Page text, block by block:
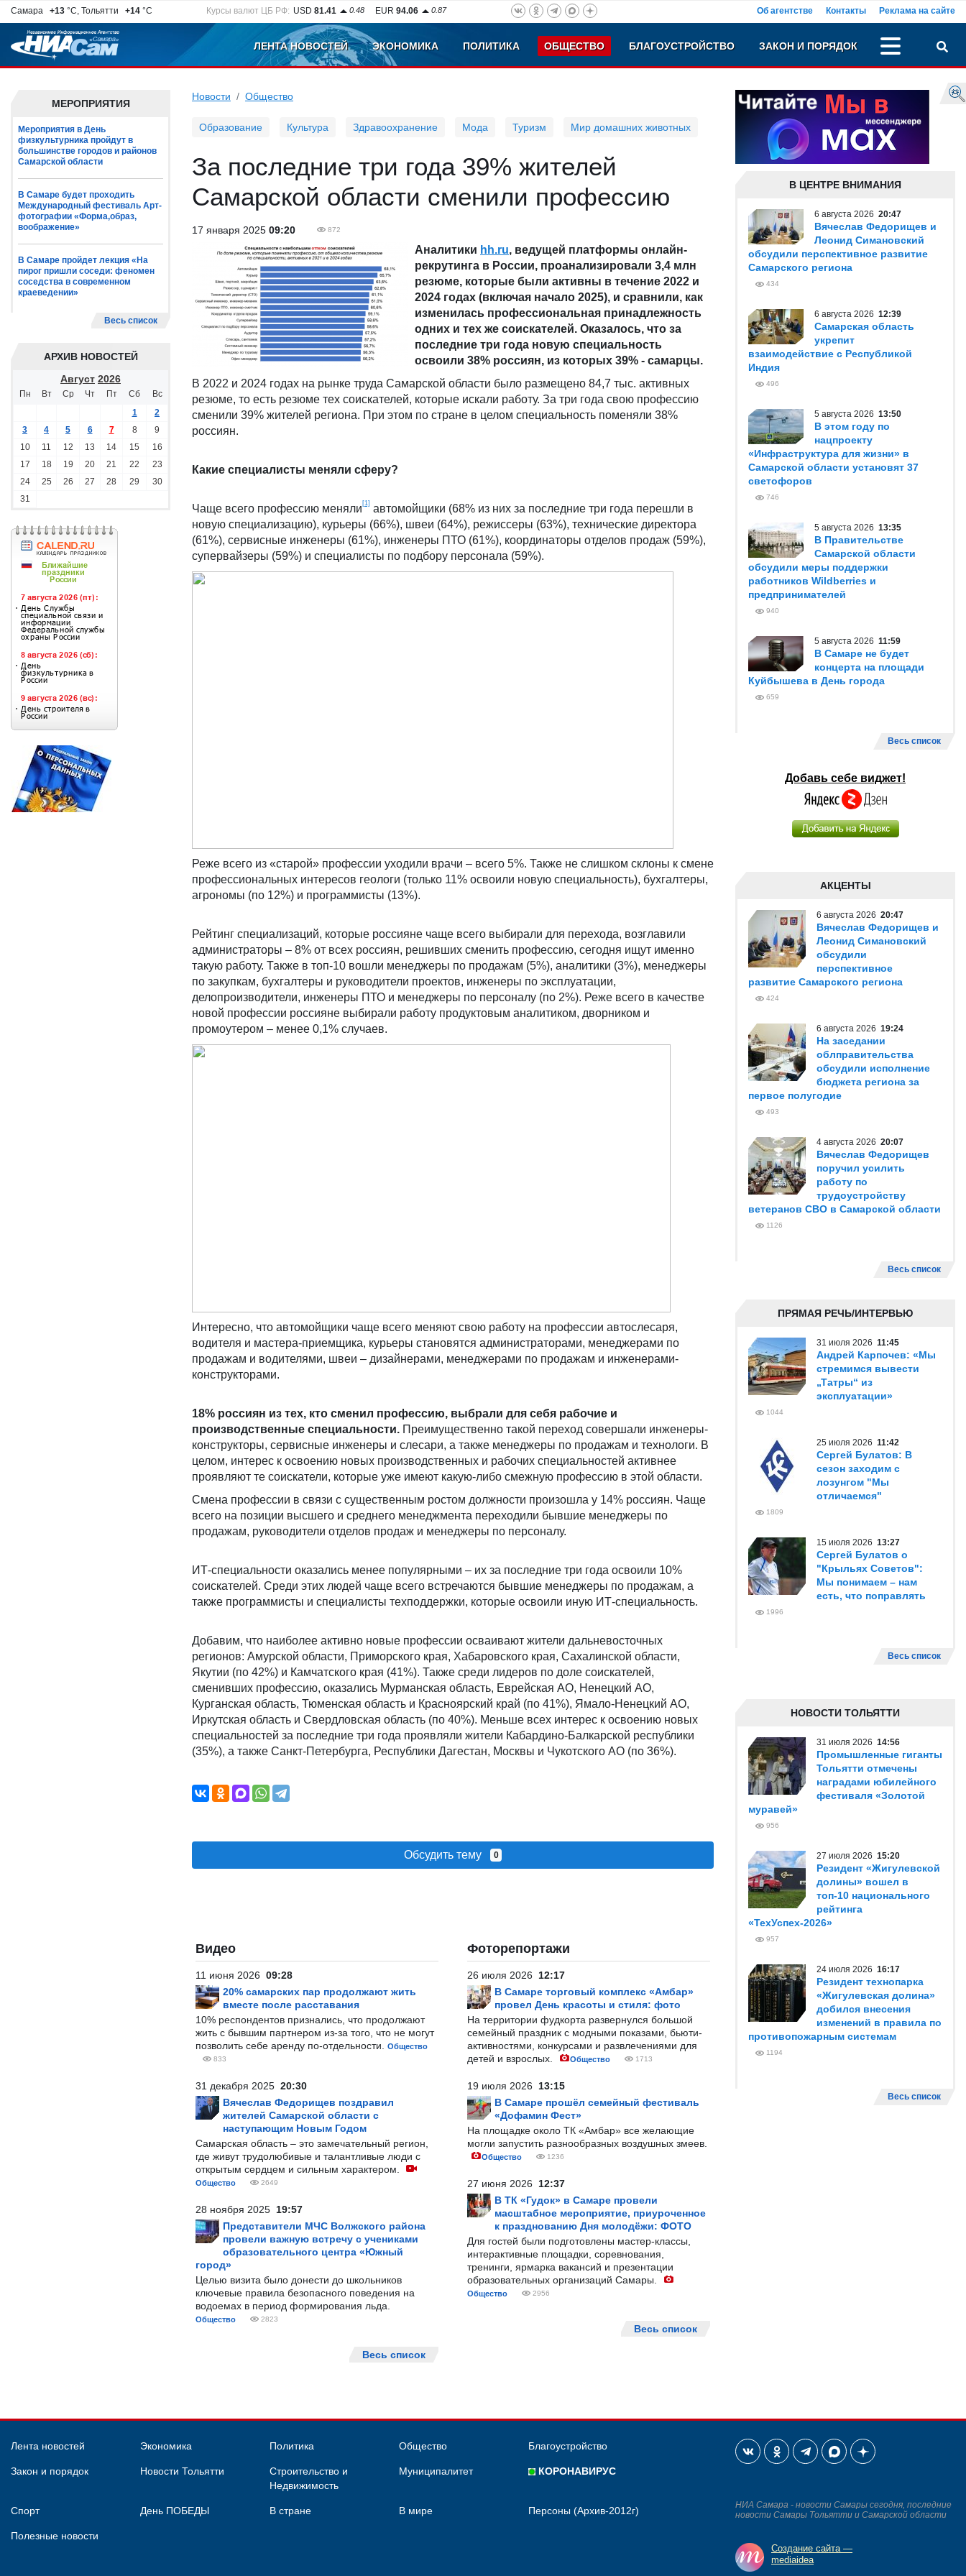
Самара +13 °C, Тольятти +14 °C Курсы валют ЦБ РФ: USD 81.41 0.48 EUR 94.06 0.87 Об агентстве Контакты Реклама на сайте
ЛЕНТА НОВОСТЕЙ ЭКОНОМИКА ПОЛИТИКА ОБЩЕСТВО БЛАГОУСТРОЙСТВО ЗАКОН И ПОРЯДОК
МЕРОПРИЯТИЯ
Мероприятия в День
физкультурника пройдут в
большинстве городов и районов
Самарской области
В Самаре будет проходить
Международный фестиваль Арт-
фотографии «Форма,образ,
воображение»
В Самаре пройдет лекция «На
пирог пришли соседи: феномен
соседства в современном
краеведении»
Весь список
АРХИВ НОВОСТЕЙ
Август 2026
Пн Вт Ср Чт Пт Сб
Вс
1
2
3
4 5 6 7 8
9
10
11 12 13 14 15
16
17
18 19 20 21 22
23
24
25 26 27 28 29
30
31
Новости Общество
Образование Культура Здравоохранение Мода Туризм Мир домашних животных
За последние три года 39% жителей
Самарской области сменили профессию
17 января 2025 09:20 872
Аналитики hh.ru, ведущей платформы онлайн-
рекрутинга в России, проанализировали 3,4 млн
резюме, которые были активны в течение 2022 и
2024 годах (включая начало 2025), и сравнили, как
изменилась профессиональная принадлежность
одних и тех же соискателей. Оказалось, что за
последние три года новую специальность
освоили 38% россиян, из которых 39% - самарцы.
В 2022 и 2024 годах на рынке труда Самарской области было размещено 84,7 тыс. активных
резюме, то есть резюме тех соискателей, которые искали работу. За три года свою профессию
сменили 39% жителей региона. При этом по стране в целом специальность поменяли 38%
россиян.
Какие специалисты меняли сферу?
Чаще всего профессию меняли [1] автомойщики (68% из них за последние три года перешли в
новую специализацию), курьеры (66%), швеи (64%), режиссеры (63%), технические директора
(61%), сервисные инженеры (61%), инженеры ПТО (61%), координаторы отделов продаж (59%),
супервайзеры (59%) и специалисты по подбору персонала (59%).
Реже всего из «старой» профессии уходили врачи – всего 5%. Также не слишком склоны к смене
профессиональных интересов геологи (только 11% освоили новую специальность), бухгалтеры,
агрономы (по 12%) и программисты (13%).
Рейтинг специализаций, которые россияне чаще всего выбирали для перехода, возглавили
администраторы – 8% от всех россиян, решивших сменить профессию, сегодня ищут именно
такую работу. Также в топ-10 вошли менеджеры по продажам (5%), аналитики (3%), менеджеры
по закупкам, бухгалтеры и руководители проектов, инженеры по эксплуатации,
делопроизводители, инженеры ПТО и менеджеры по персоналу (по 2%). Реже всего в качестве
новой профессии россияне выбирали работу продуктовым аналитиком, дворником и
промоутером – менее 0,1% случаев.
Интересно, что автомойщики чаще всего меняют свою работу на профессии автослесаря,
водителя и мастера-приемщика, курьеры становятся администраторами, менеджерами по
продажам и водителями, швеи – дизайнерами, менеджерами по продажам и инженерами-
конструкторами.
18% россиян из тех, кто сменил профессию, выбрали для себя рабочие и
производственные специальности. Преимущественно такой переход совершали инженеры-
конструкторы, сервисные инженеры и слесари, а также менеджеры по продажам и технологи. В
целом, интерес к освоению новых производственных и рабочих специальностей активнее
проявляют те соискатели, которые уже имеют какую-либо смежную профессию в этой области.
Смена профессии в связи с существенным ростом должности произошла у 14% россиян. Чаще
всего на позиции высшего и среднего менеджмента переходили бывшие менеджеры по
продажам, руководители отделов продаж и менеджеры по персоналу.
ИТ-специальности оказались менее популярными – их за последние три года освоили 10%
соискателей. Среди этих людей чаще всего встречаются бывшие менеджеры по продажам, а
также программисты и специалисты техподдержки, которые освоили иную ИТ-специальность.
Добавим, что наиболее активно новые профессии осваивают жители дальневосточных
регионов: Амурской области, Приморского края, Хабаровского края, Сахалинской области,
Якутии (по 42%) и Камчатского края (41%). Также среди лидеров по доле соискателей,
сменивших профессию, оказались Мурманская область, Еврейская АО, Ненецкий АО,
Курганская область, Тюменская область и Красноярский край (по 41%), Ямало-Ненецкий АО,
Иркутская область и Свердловская область (по 40%). Меньше всех интерес к освоению новых
специальностей за последние три года проявляли жители Кабардино-Балкарской республики
(35%), а также Санкт-Петербурга, Республики Дагестан, Москвы и Чукотского АО (по 36%).
Обсудить тему 0
Видео
11 июня 2026 09:28
20% самарских пар продолжают жить
вместе после расставания
10% респондентов признались, что продолжают
жить с бывшим партнером из-за того, что не могут
позволить себе аренду по-отдельности.
Общество
833
31 декабря 2025 20:30
Вячеслав Федорищев поздравил
жителей Самарской области с
наступающим Новым Годом
Самарская область – это замечательный регион,
где живут трудолюбивые и талантливые люди с
открытым сердцем и сильным характером.
Общество 2649
28 ноября 2025 19:57
Представители МЧС Волжского района
провели важную встречу с учениками
образовательного центра «Южный
город»
Целью визита было донести до школьников
ключевые правила безопасного поведения на
водоемах в период формирования льда.
Общество 2823
Весь список
Фоторепортажи
26 июля 2026 12:17
В Самаре торговый комплекс «Амбар»
провел День красоты и стиля: фото
На территории фудкорта развернулся большой
семейный праздник с модными показами, бьюти-
активностями, конкурсами и развлечениями для
детей и взрослых.
Общество 1713
19 июля 2026 13:15
В Самаре прошёл семейный фестиваль
«Дофамин Фест»
На площадке около ТК «Амбар» все желающие
могли запустить разнообразных воздушных змеев.
Общество 1236
27 июня 2026 12:37
В ТК «Гудок» в Самаре провели
масштабное мероприятие, приуроченное
к празднованию Дня молодёжи: ФОТО
Для гостей были подготовлены мастер-классы,
интерактивные площадки, соревнования,
тренинги, ярмарка вакансий и презентации
образовательных организаций Самары.
Общество 2956
Весь список
В ЦЕНТРЕ ВНИМАНИЯ
6 августа 2026 20:47
Вячеслав Федорищев и
Леонид Симановский
обсудили перспективное развитие
Самарского региона
434
6 августа 2026 12:39
Самарская область
укрепит
взаимодействие с Республикой
Индия
496
5 августа 2026 13:50
В этом году по
нацпроекту
«Инфраструктура для жизни» в
Самарской области установят 37
светофоров
746
5 августа 2026 13:35
В Правительстве
Самарской области
обсудили меры поддержки
работников Wildberries и
предпринимателей
940
5 августа 2026 11:59
В Самаре не будет
концерта на площади
Куйбышева в День города
659
Весь список
Добавь себе виджет!
АКЦЕНТЫ
6 августа 2026 20:47
Вячеслав Федорищев и
Леонид Симановский
обсудили
перспективное
развитие Самарского региона
424
6 августа 2026 19:24
На заседании
облправительства
обсудили исполнение
бюджета региона за
первое полугодие
493
4 августа 2026 20:07
Вячеслав Федорищев
поручил усилить
работу по
трудоустройству
ветеранов СВО в Самарской области
1126
Весь список
ПРЯМАЯ РЕЧЬ/ИНТЕРВЬЮ
31 июля 2026 11:45
Андрей Карпочев: «Мы
стремимся вывести
„Татры“ из
эксплуатации»
1044
25 июля 2026 11:42
Сергей Булатов: В
сезон заходим с
лозунгом "Мы
отличаемся"
1809
15 июля 2026 13:27
Сергей Булатов о
"Крыльях Советов":
Мы понимаем – нам
есть, что поправлять
1996
Весь список
НОВОСТИ ТОЛЬЯТТИ
31 июля 2026 14:56
Промышленные гиганты
Тольятти отмечены
наградами юбилейного
фестиваля «Золотой
муравей»
956
27 июля 2026 15:20
Резидент «Жигулевской
долины» вошел в
топ-10 национального
рейтинга
«ТехУспех-2026»
957
24 июля 2026 16:17
Резидент технопарка
«Жигулевская долина»
добился внесения
изменений в правила по
противопожарным системам
1194
Весь список
Лента новостей Экономика Политика Общество Благоустройство
Закон и порядок Новости Тольятти
Строительство и
Недвижимость
Муниципалитет КОРОНАВИРУС
Спорт День ПОБЕДЫ В стране В мире Персоны (Архив-2012г)
Полезные новости
НИА Самара - новости Самары сегодня, последние
новости Самары Тольятти и Самарской области
Создание сайта —
mediaidea